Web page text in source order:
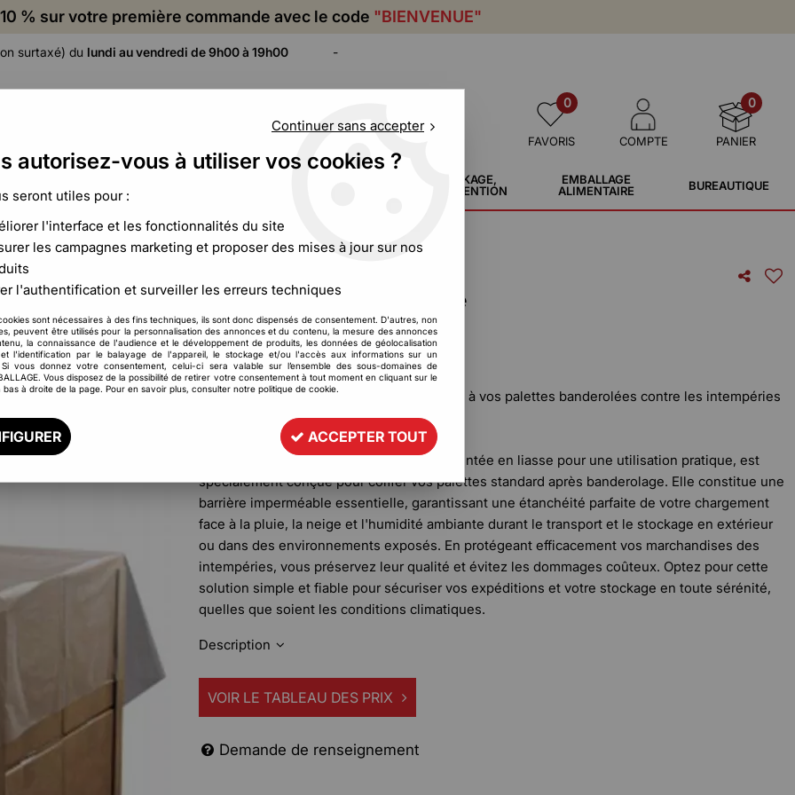
% sur votre première commande avec le code "BIENVENUE"
surtaxé) du lundi au vendredi de 9h00 à 19h00 -
0
FAVORIS COMPTE
0
PANIER
PROTECTION
ADHÉSIF,
STOCKAGE,
MANUTENTION
EMBALLAGE
ALIMENTAIRE
BUREAUTIQUE
>Coiffe palette PE en liasse
Coiffe palette PE en liasse
À partir de 86,46 €HT
Réf. :CCB00106
Assurez une protection étanche et durable à vos palettes banderolées contre les intempéries
et les conditions de stockage difficiles.
Cette coiffe palette en polyéthylène, présentée en liasse pour une utilisation pratique, est
spécialement conçue pour coiffer vos palettes standard après banderolage. Elle constitue une
barrière imperméable essentielle, garantissant une étanchéité parfaite de votre chargement
face à la pluie, la neige et l'humidité ambiante durant le transport et le stockage en extérieur
ou dans des environnements exposés. En protégeant efficacement vos marchandises des
intempéries, vous préservez leur qualité et évitez les dommages coûteux. Optez pour cette
solution simple et fiable pour sécuriser vos expéditions et votre stockage en toute sérénité,
quelles que soient les conditions climatiques.
Description
VOIR LE TABLEAU DES PRIX
Demande de renseignement
Continuer sans accepter
autorisez-vous à utiliser vos cookies ?
seront utiles pour :
l'interface et les fonctionnalités du site
les campagnes marketing et proposer des mises à jour sur nos
l'authentification et surveiller les erreurs techniques
sont nécessaires à des fins techniques, ils sont donc dispensés de consentement. D'autres, non
peuvent être utilisés pour la personnalisation des annonces et du contenu, la mesure des annonces
la connaissance de l'audience et le développement de produits, les données de géolocalisation
l'identification par le balayage de l'appareil, le stockage et/ou l'accès aux informations sur un
vous donnez votre consentement, celui-ci sera valable sur l’ensemble des sous-domaines de
Vous disposez de la possibilité de retirer votre consentement à tout moment en cliquant sur le
bas à droite de la page. Pour en savoir plus, consulter notre politique de cookie.
ACCEPTER TOUT